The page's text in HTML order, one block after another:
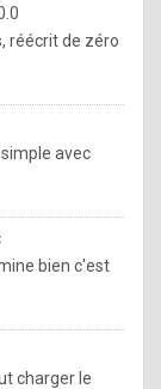
réécrit de zéro
avec
bien c'est
charger le